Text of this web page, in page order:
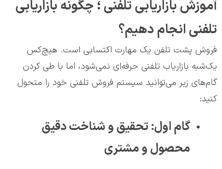
آموزش بازاریابی تلفنی ؛ چگونه بازاریابی
تلفنی انجام دهیم؟
فروش پشت تلفن یک مهارت اکتسابی است. هیچ‌کس
یک‌شبه بازاریاب تلفنی حرفه‌ای نمی‌شود، اما با طی کردن
گام‌های زیر می‌توانید سیستم فروش تلفنی خود را متحول
کنید:
گام اول: تحقیق و شناخت دقیق
محصول و مشتری